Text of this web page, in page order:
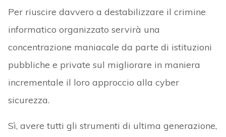
Per riuscire davvero a destabilizzare il crimine
informatico organizzato servirà una
concentrazione maniacale da parte di istituzioni
pubbliche e private sul migliorare in maniera
incrementale il loro approccio alla cyber
sicurezza.
Sì, avere tutti gli strumenti di ultima generazione,